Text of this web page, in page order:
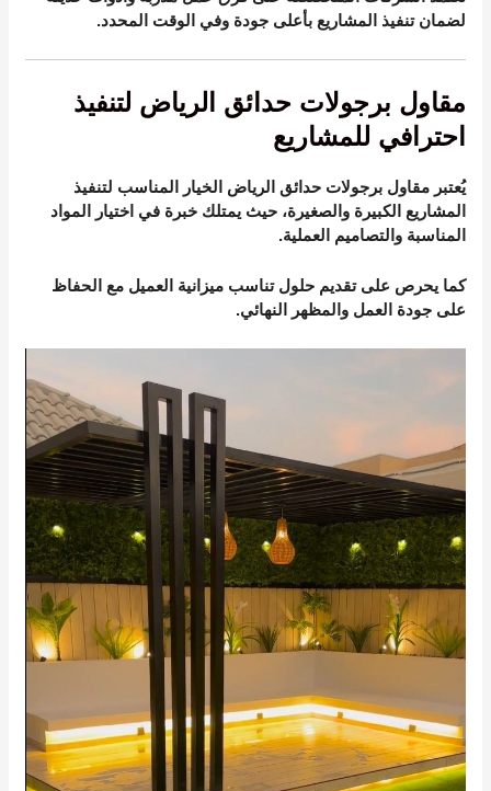
لضمان تنفيذ المشاريع بأعلى جودة وفي الوقت المحدد.
مقاول برجولات حدائق الرياض لتنفيذ
احترافي للمشاريع
يُعتبر مقاول برجولات حدائق الرياض الخيار المناسب لتنفيذ
المشاريع الكبيرة والصغيرة، حيث يمتلك خبرة في اختيار المواد
المناسبة والتصاميم العملية.
كما يحرص على تقديم حلول تناسب ميزانية العميل مع الحفاظ
على جودة العمل والمظهر النهائي.